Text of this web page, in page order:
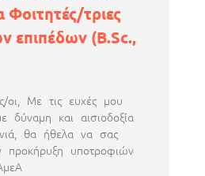
Φοιτητές/τριες
επιπέδων (B.Sc.,
Με τις ευχές μου
δύναμη και αισιοδοξία
θα ήθελα να σας
υποτροφιών